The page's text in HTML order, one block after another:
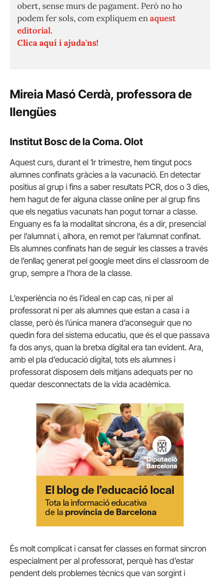
obert, sense murs de pagament. Però no ho
podem fer sols, com expliquem enaquest
editorial.
Clica aquí i ajuda'ns!
Mireia Masó Cerdà, professora de
llengües
Institut Bosc de la Coma. Olot
Aquest curs, durant el 1r trimestre, hem tingut pocs
alumnes confinats gràcies a la vacunació. En detectar
positius al grup i fins a saber resultats PCR, dos o 3 dies,
hem hagut de fer alguna classe online per al grup fins
que els negatius vacunats han pogut tornar a classe.
Enguany es fa la modalitat síncrona, és a dir, presencial
per l’alumnat i, alhora, en remot per l’alumnat confinat.
Els alumnes confinats han de seguir les classes a través
de l’enllaç generat pel google meet dins el classroom de
grup, sempre a l’hora de la classe.
L’experiència no és l’ideal en cap cas, ni per al
professorat ni per als alumnes que estan a casa i a
classe, però és l’única manera d’aconseguir que no
quedin fora del sistema educatiu, que és el que passava
fa dos anys, quan la bretxa digital era tan evident. Ara,
amb el pla d’educació digital, tots els alumnes i
professorat disposem dels mitjans adequats per no
quedar desconnectats de la vida acadèmica.
És molt complicat i cansat fer classes en format síncron
especialment per al professorat, perquè has d’estar
pendent dels problemes tècnics que van sorgint i